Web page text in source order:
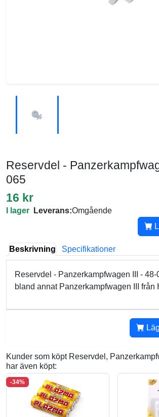
Reservdel -
065
16 kr
I lager Leverans:Omgående
Beskrivning Specifikationer
Reservdel - Panzerkampfwagen III -
bland annat Panzerkampfwagen III från
Kunder som köpt Reservdel,
har även köpt:
-34%